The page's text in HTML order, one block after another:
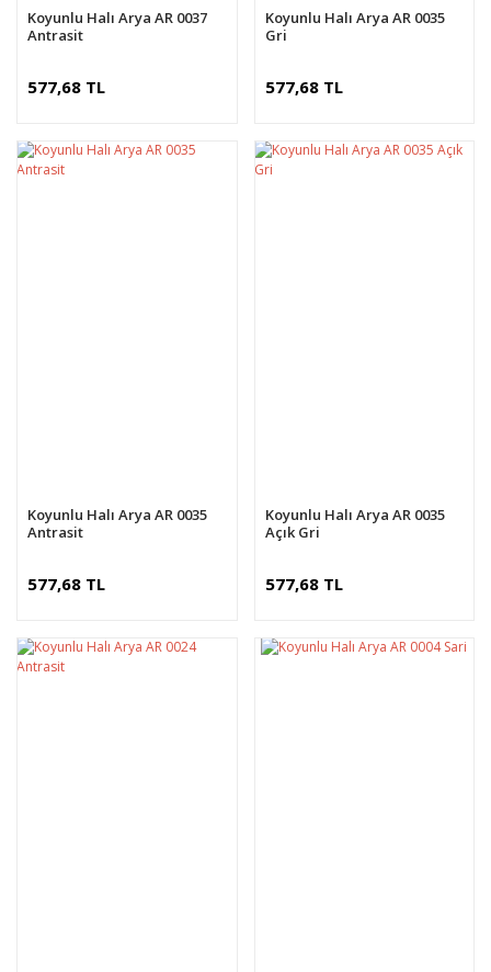
Koyunlu Halı Arya AR 0037
Antrasit
577,68 TL
Koyunlu Halı Arya AR 0035
Gri
577,68 TL
Koyunlu Halı Arya AR 0035
Antrasit
577,68 TL
Koyunlu Halı Arya AR 0035
Açık Gri
577,68 TL